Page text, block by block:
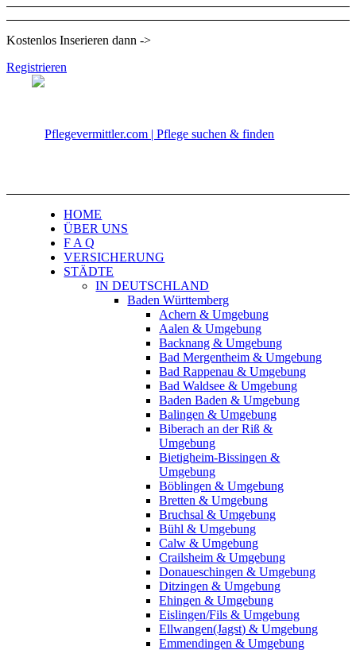
Kostenlos Inserieren dann ->
Registrieren
HOME
ÜBER UNS
F A Q
VERSICHERUNG
STÄDTE
IN DEUTSCHLAND
Baden Württemberg
Achern & Umgebung
Aalen & Umgebung
Backnang & Umgebung
Bad Mergentheim & Umgebung
Bad Rappenau & Umgebung
Bad Waldsee & Umgebung
Baden Baden & Umgebung
Balingen & Umgebung
Biberach an der Riß &
Umgebung
Bietigheim-Bissingen &
Umgebung
Böblingen & Umgebung
Bretten & Umgebung
Bruchsal & Umgebung
Bühl & Umgebung
Calw & Umgebung
Crailsheim & Umgebung
Donaueschingen & Umgebung
Ditzingen & Umgebung
Ehingen & Umgebung
Eislingen/Fils & Umgebung
Ellwangen(Jagst) & Umgebung
Emmendingen & Umgebung